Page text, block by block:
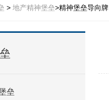
> 地产精神堡垒>精神堡垒导向牌
垒